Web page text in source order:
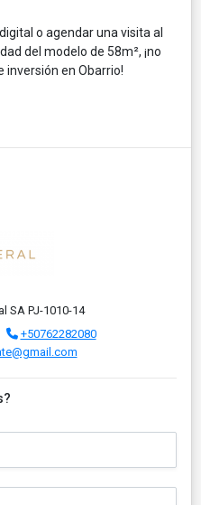
o agendar una visita al
del modelo de 58m², ¡no
inversión en Obarrio!
SA PJ-1010-14
+50762282080